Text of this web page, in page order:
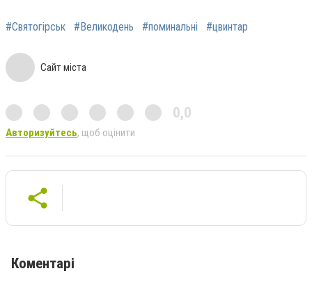
#Святогірськ #Великодень #поминальні #цвинтар
Сайт міста
0,0
Авторизуйтесь, щоб оцінити
Коментарі